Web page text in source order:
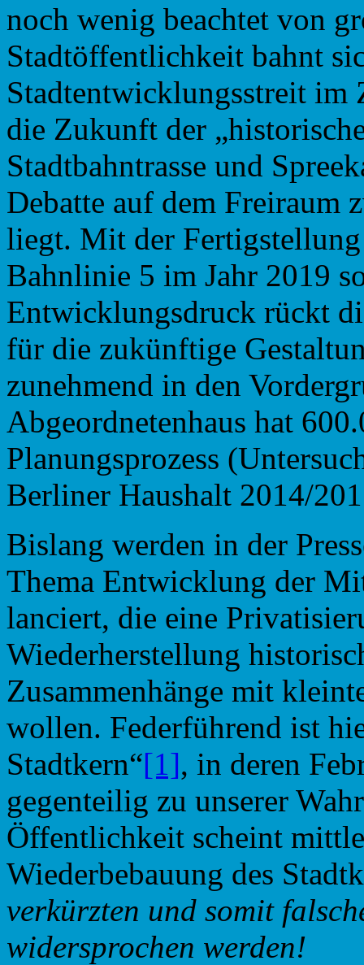
noch wenig beachtet von
Stadtöffentlichkeit bahnt
Stadtentwicklungsstreit im
die Zukunft der
Stadtbahntrasse und
Debatte auf dem Freiraum
liegt. Mit der
Bahnlinie 5 im Jahr 2019
Entwicklungsdruck rückt
für die zukünftige
zunehmend in den
Abgeordnetenhaus hat
Planungsprozess
Berliner Haushalt 2014/
Bislang werden in der
Thema Entwicklung der
lanciert, die eine
Wiederherstellung
Zusammenhänge mit
wollen. Federführend ist
Stadtkern“[1], in deren
gegenteilig zu unserer
Öffentlichkeit scheint
Wiederbebauung des
verkürzten und somit
widersprochen werden!